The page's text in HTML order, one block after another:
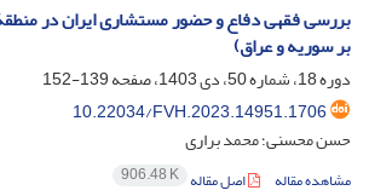
بررسی فقهی دفاع و حضور مستشاری ایران در
بر سوریه و عراق)
دوره 18، شماره 50، دی 1403، صفحه
139-152
10.22034/FVH.2023.14951.1706
حسن محسنی؛ محمد براری
مشاهده مقاله اصل مقاله 906.48 K